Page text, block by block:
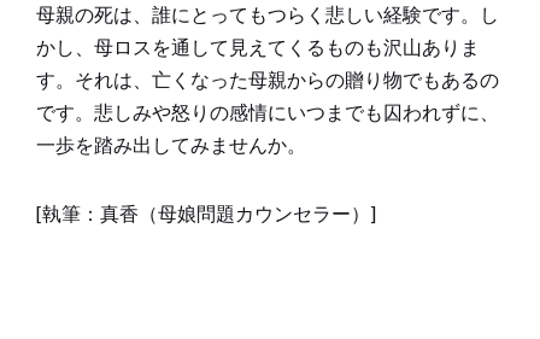
母親の死は、誰にとってもつらく悲しい経験です。し
かし、母ロスを通して見えてくるものも沢山ありま
す。それは、亡くなった母親からの贈り物でもあるの
です。悲しみや怒りの感情にいつまでも囚われずに、
一歩を踏み出してみませんか。
[執筆：真香（母娘問題カウンセラー）]